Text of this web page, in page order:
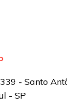
- Santo
- SP